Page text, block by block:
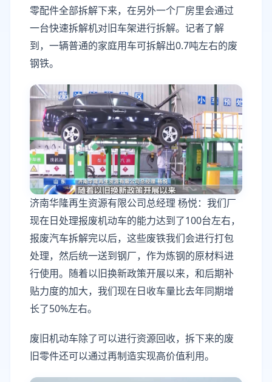
零配件全部拆解下来，在另外一个厂房里会通过
一台快速拆解机对旧车架进行拆解。记者了解
到，一辆普通的家庭用车可拆解出0.7吨左右的废
钢铁。
济南华隆再生资源有限公司总经理 杨悦：我们厂
现在日处理报废机动车的能力达到了100台左右，
报废汽车拆解完以后，这些废铁我们会进行打包
处理，然后统一送到钢厂，作为炼钢的原材料进
行使用。随着以旧换新政策开展以来，和后期补
贴力度的加大，我们现在日收车量比去年同期增
长了50%左右。
废旧机动车除了可以进行资源回收，拆下来的废
旧零件还可以通过再制造实现高价值利用。